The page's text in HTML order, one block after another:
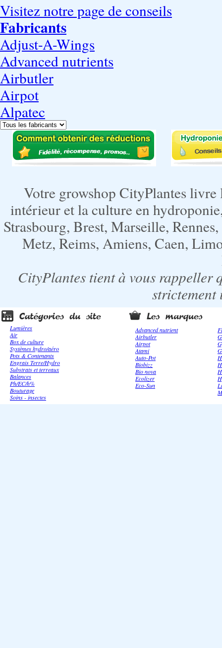
Visitez notre page de conseils
Fabricants
Adjust-A-Wings
Advanced nutrients
Airbutler
Airpot
Alpatec
Votre growshop CityPlantes
intérieur et la culture en
Strasbourg, Brest, Marseille,
Metz, Reims, Amiens, Caen,
CityPlantes tient à vous rappeller
strictement
Lumières
Air
Box de culture
Systèmes hydro/aéro
Pots & Contenants
Engrais Terre/Hydro
Substrats et terreaux
Balances
Ph/EC/h%
Bouturage
Soins - insectes
Advanced nutrient
Airbutler
Airpot
Atami
Auto-Pot
Biobizz
Bio nova
Ecolizer
Eco-Sun